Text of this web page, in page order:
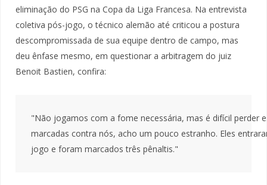
eliminação do PSG na Copa da Liga Francesa. Na entrevista
coletiva pós-jogo, o técnico alemão até criticou a postura
descompromissada de sua equipe dentro de campo, mas
deu ênfase mesmo, em questionar a arbitragem do juiz
Benoit Bastien, confira:
"Não jogamos com a fome necessária, mas é difícil perder
marcadas contra nós, acho um pouco estranho. Eles
jogo e foram marcados três pênaltis."